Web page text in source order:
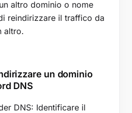
altro dominio o nome
reindirizzare il traffico da
altro.
un dominio
DNS
DNS: Identificare il